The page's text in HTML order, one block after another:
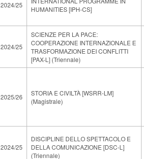
2024/25
HUMANITIES [IPH-CS]
2024/25
SCIENZE PER LA PACE:
COOPERAZIONE INTERNAZIONALE E
TRASFORMAZIONE DEI CONFLITTI
[PAX-L] (Triennale)
2025/26
STORIA E CIVILTÀ [WSRR-LM]
(Magistrale)
2024/25
DISCIPLINE DELLO SPETTACOLO E
DELLA COMUNICAZIONE [DSC-L]
(Triennale)